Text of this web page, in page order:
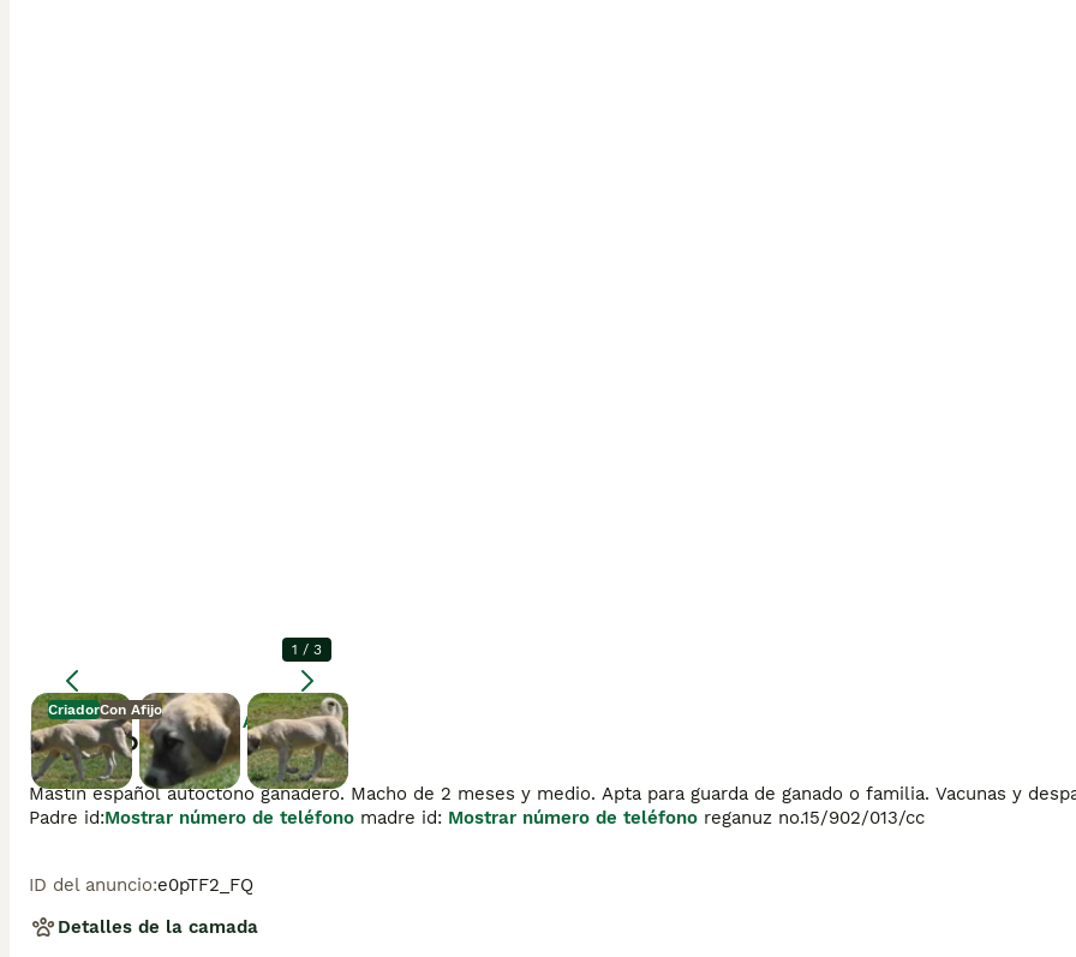
CriadorCon Afijo
Agrandar
1 / 3
Descripción
Mastin español autoctono ganadero. Macho de 2 meses y medio. Apta para guarda de ganado o familia. Vacunas y
Padre id:Mostrar número de teléfono madre id: Mostrar número de teléfono reganuz no.15/902/013/cc
ID del anuncio:e0pTF2_FQ
Detalles de la camada